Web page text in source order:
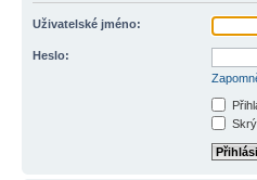
Uživatelské jméno:
Heslo: